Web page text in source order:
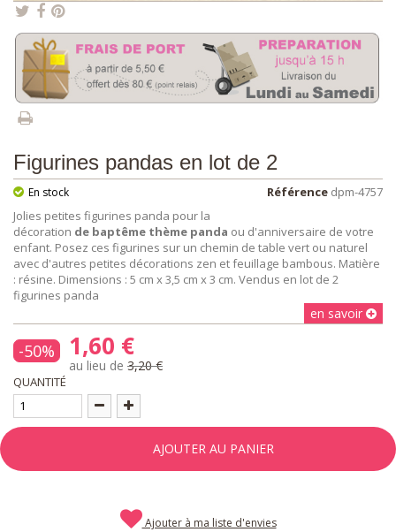
Figurines pandas en lot de 2
Référence dpm-4757
En stock
Jolies petites figurines panda pour la
décoration de baptême thème panda ou d'anniversaire de votre
enfant. Posez ces figurines sur un chemin de table vert ou naturel
avec d'autres petites décorations zen et feuillage bambous. Matière
: résine. Dimensions : 5 cm x 3,5 cm x 3 cm. Vendus en lot de 2
figurines panda
en savoir
-50% 1,60 €
au lieu de 3,20 €
QUANTITÉ
AJOUTER AU PANIER
Ajouter à ma liste d'envies